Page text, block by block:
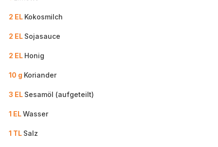
2 EL Kokosmilch
2 EL Sojasauce
2 EL Honig
10 g Koriander
3 EL Sesamöl (aufgeteilt)
1 ELWasser
1 TL Salz